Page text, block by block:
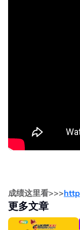
成绩这里看>>>
更多文章